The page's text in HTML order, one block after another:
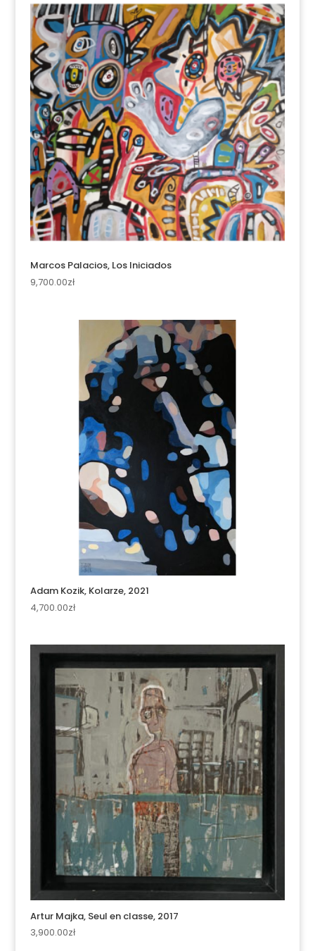
Marcos Palacios, Los Iniciados
9,700.00zł
Adam Kozik, Kolarze, 2021
4,700.00zł
Artur Majka, Seul en classe, 2017
3,900.00zł